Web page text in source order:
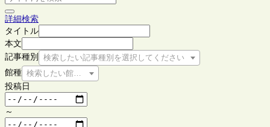
詳細検索
タイトル
本文
記事種別
検索したい記事種別を選択してください
館種 検索したい館種を選択してください
投稿日
～